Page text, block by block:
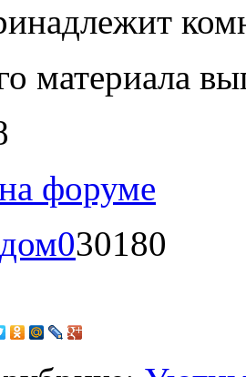
материала
форуме
030180